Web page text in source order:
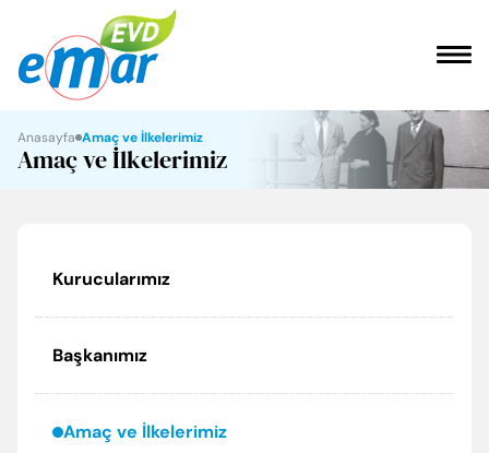
ANASAYFA
REFERANSLARIMIZ
İLETİŞİM
Anasayfa Amaç ve İlkelerimiz
Amaç ve İlkelerimiz
Kurucularımız
Başkanımız
Amaç ve İlkelerimiz